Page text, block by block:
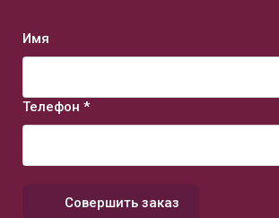
Имя
Телефон *
Совершить заказ